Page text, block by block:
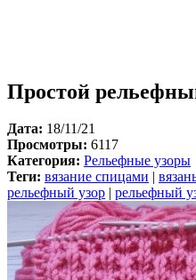
Простой
Дата: 18/11/21
Просмотры: 6117
Категория: Рельефные узоры
Теги: вязание спицами
рельефный узор
рельефный